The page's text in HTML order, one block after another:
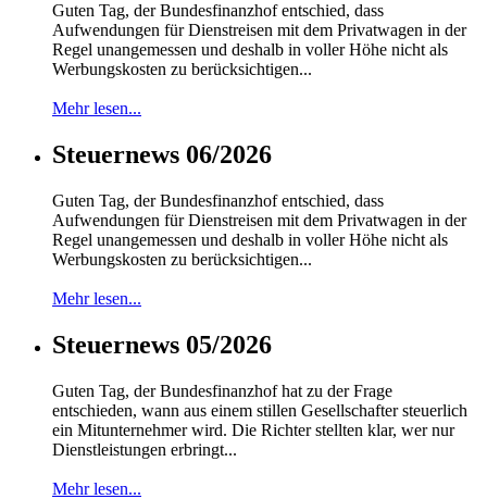
Guten Tag, der Bundesfinanzhof entschied, dass
Aufwendungen für Dienstreisen mit dem Privatwagen in der
Regel unangemessen und deshalb in voller Höhe nicht als
Werbungskosten zu berücksichtigen...
Mehr lesen...
Steuernews 06/2026
Guten Tag, der Bundesfinanzhof entschied, dass
Aufwendungen für Dienstreisen mit dem Privatwagen in der
Regel unangemessen und deshalb in voller Höhe nicht als
Werbungskosten zu berücksichtigen...
Mehr lesen...
Steuernews 05/2026
Guten Tag, der Bundesfinanzhof hat zu der Frage
entschieden, wann aus einem stillen Gesellschafter steuerlich
ein Mitunternehmer wird. Die Richter stellten klar, wer nur
Dienstleistungen erbringt...
Mehr lesen...